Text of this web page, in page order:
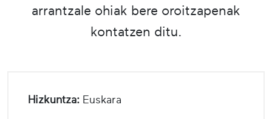
arrantzale ohiak bere oroitzapenak
kontatzen ditu.
Hizkuntza: Euskara